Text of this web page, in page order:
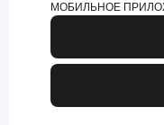
МОБИЛЬНОЕ